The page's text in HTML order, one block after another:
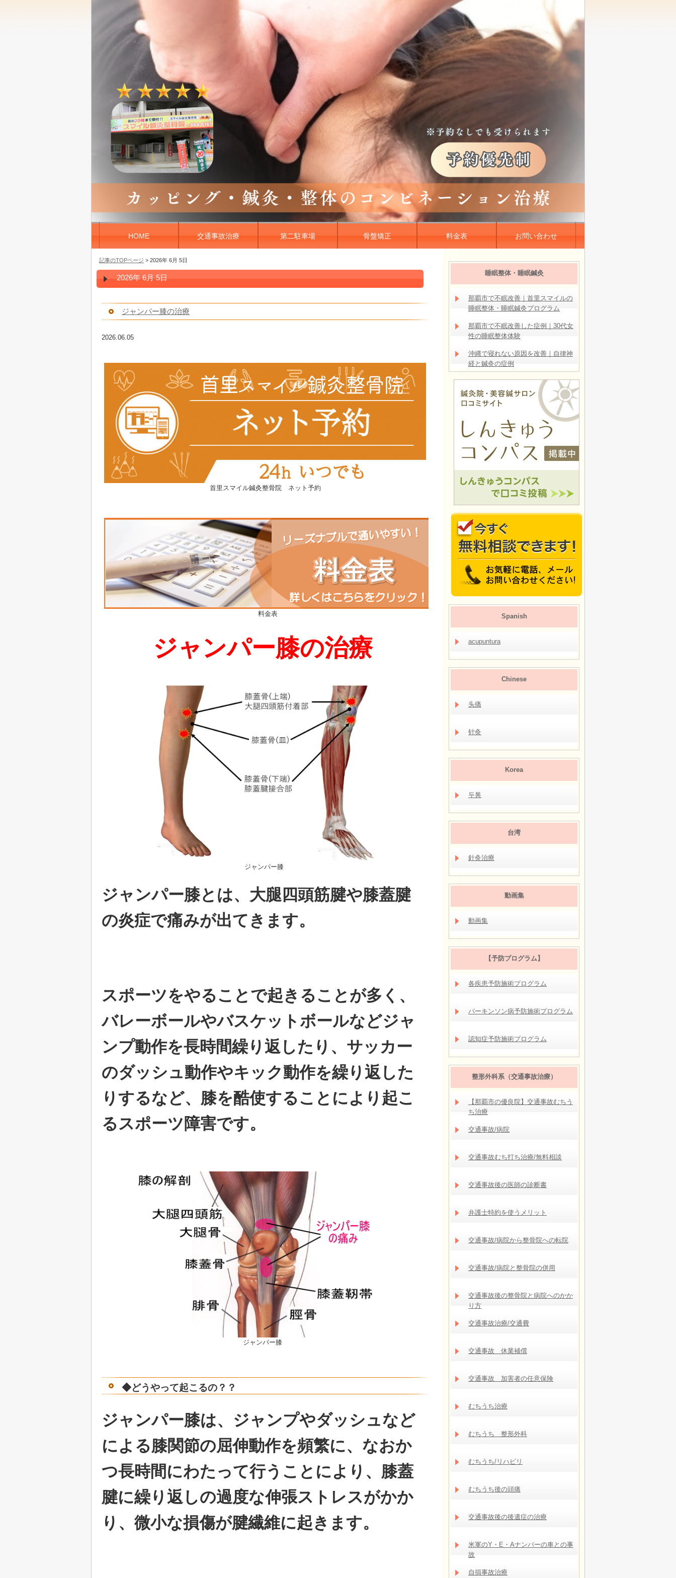
HOME 交通事故治療 第二駐車場 骨盤矯正 料金表 お問い合わせ
記事のTOPページ > 2026年 6月 5日
2026年 6月 5日
ジャンパー膝の治療
2026.06.05
首里スマイル鍼灸整骨院 ネット予約
料金表
ジャンパー膝の治療
ジャンパー膝
ジャンパー膝とは、大腿四頭筋腱や膝蓋腱
の炎症で痛みが出てきます。
スポーツをやることで起きることが多く、
バレーボールやバスケットボールなどジャ
ンプ動作を長時間繰り返したり、サッカー
のダッシュ動作やキック動作を繰り返した
りするなど、膝を酷使することにより起こ
るスポーツ障害です。
ジャンパー膝
◆どうやって起こるの？？
ジャンパー膝は、ジャンプやダッシュなど
による膝関節の屈伸動作を頻繁に、なおか
つ長時間にわたって行うことにより、膝蓋
腱に繰り返しの過度な伸張ストレスがかか
り、微小な損傷が腱繊維に起きます。
睡眠整体・睡眠鍼灸
那覇市で不眠改善｜首里スマイルの
睡眠整体・睡眠鍼灸プログラム
那覇市で不眠改善した症例｜30代女
性の睡眠整体体験
沖縄で寝れない原因を改善｜自律神
経と鍼灸の症例
Spanish
acupuntura
Chinese
头痛
针灸
Korea
두통
台湾
針灸治療
動画集
動画集
【予防プログラム】
各疾患予防施術プログラム
パーキンソン病予防施術プログラム
認知症予防施術プログラム
整形外科系（交通事故治療）
【那覇市の優良院】交通事故むちう
ち治療
交通事故/病院
交通事故むち打ち治療/無料相談
交通事故後の医師の診断書
弁護士特約を使うメリット
交通事故/病院から整骨院への転院
交通事故/病院と整骨院の併用
交通事故後の整骨院と病院へのかか
り方
交通事故治療/交通費
交通事故 休業補償
交通事故 加害者の任意保険
むちうち治療
むちうち 整形外科
むちうち/リハビリ
むちうち後の頭痛
交通事故後の後遺症の治療
米軍のY・E・Aナンバーの車との事
故
自損事故治療